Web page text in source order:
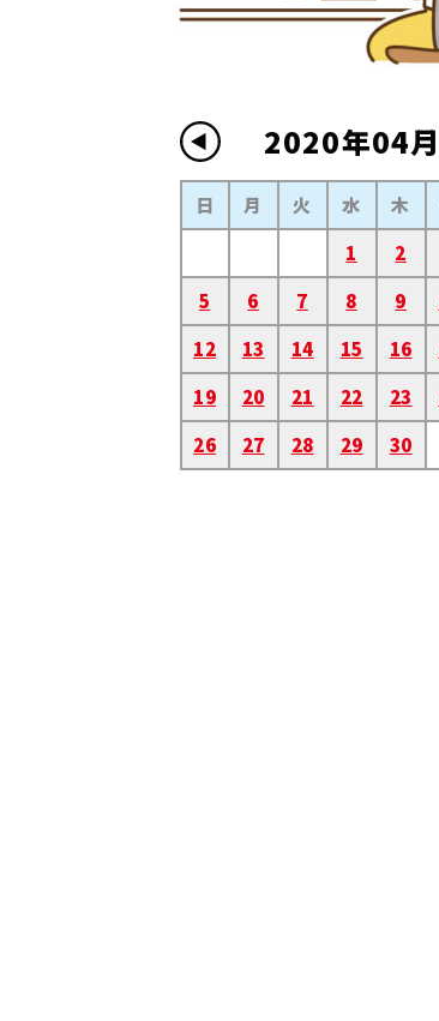
2020年04月
日 月 火 水 木
1
2
5
6 7 8 9
12
13 14 15 16
19
20 21 22 23
26
27 28 29 30